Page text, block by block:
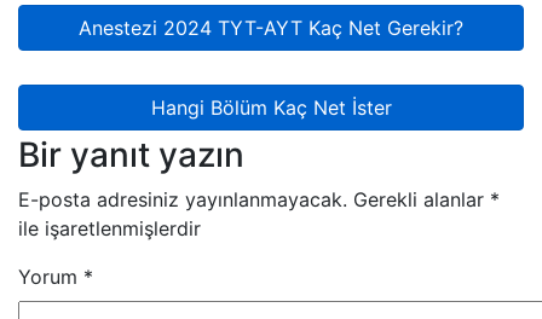
Anestezi 2024 TYT-AYT Kaç Net Gerekir?
Hangi Bölüm Kaç Net İster
Bir yanıt yazın
E-posta adresiniz yayınlanmayacak. Gerekli alanlar *
ile işaretlenmişlerdir
Yorum *